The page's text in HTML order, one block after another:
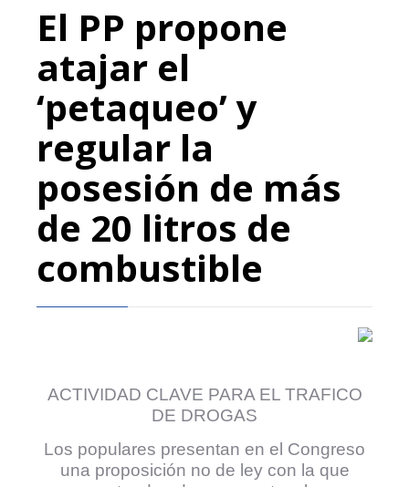
El PP propone
atajar el
‘petaqueo’ y
regular la
posesión de más
de 20 litros de
combustible
ACTIVIDAD CLAVE PARA EL TRAFICO
DE DROGAS
Los populares presentan en el Congreso
una proposición no de ley con la que